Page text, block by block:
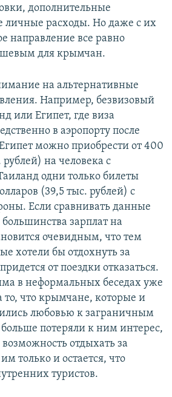
дополнительные
личные расходы. Но даже с их
направление все равно
для крымчан.
на альтернативные
Например, безвизовый
или Египет, где виза
в аэропорту после
можно приобрести от 400
на человека с
одни только билеты
(39,5 тыс. рублей) с
Если сравнивать данные
зарплат на
очевидным, что тем
хотели бы отдохнуть за
от поездки отказаться.
в неформальных беседах уже
то, что крымчане, которые и
любовью к заграничным
потеряли к ним интерес,
отдыхать за
только и остается, что
туристов.